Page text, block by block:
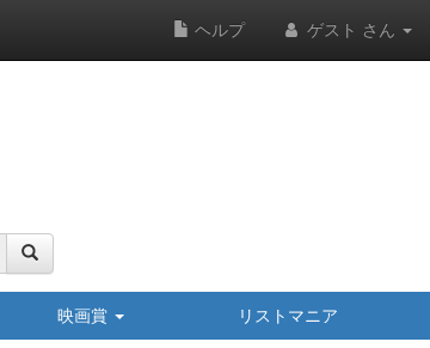
ヘルプ ゲスト さん
映画賞 リストマニア